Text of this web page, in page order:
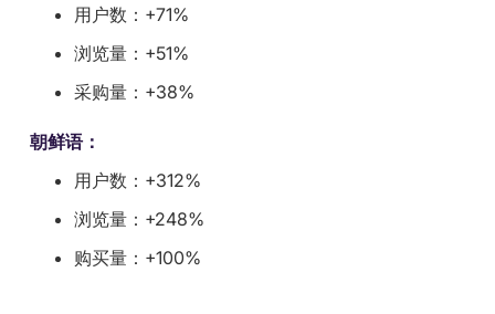
用户数：+71%
浏览量：+51%
采购量：+38%
朝鲜语：
用户数：+312%
浏览量：+248%
购买量：+100%